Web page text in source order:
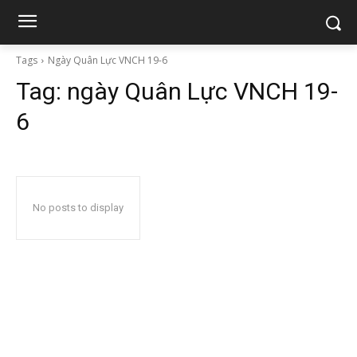
Tags Ngày Quân Lực VNCH 19-6
Tag: ngày Quân Lực VNCH 19-
6
No posts to display